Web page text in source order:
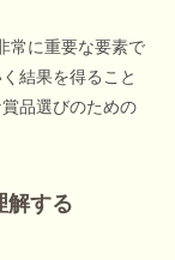
常に重要な要素で
結果を得ること
品選びのための
解する